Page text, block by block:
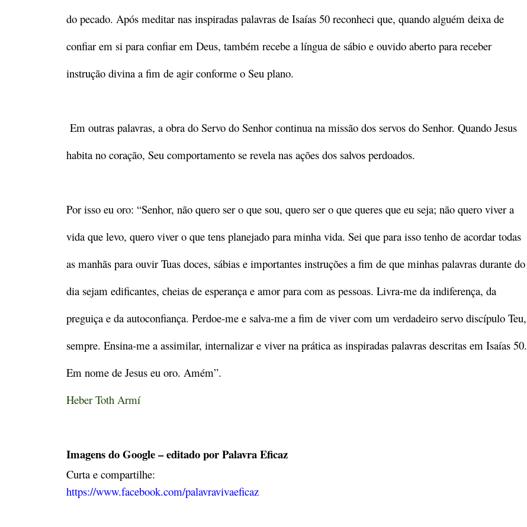
do pecado. Após meditar nas inspiradas palavras de Isaías 50 reconheci que, quando alguém deixa de
confiar em si para confiar em Deus, também recebe a língua de sábio e ouvido aberto para receber
instrução divina a fim de agir conforme o Seu plano.
Em outras palavras, a obra do Servo do Senhor continua na missão dos servos do Senhor. Quando Jesus
habita no coração, Seu comportamento se revela nas ações dos salvos perdoados.
Por isso eu oro: “Senhor, não quero ser o que sou, quero ser o que queres que eu seja; não quero viver a
vida que levo, quero viver o que tens planejado para minha vida. Sei que para isso tenho de acordar todas
as manhãs para ouvir Tuas doces, sábias e importantes instruções a fim de que minhas palavras durante do
dia sejam edificantes, cheias de esperança e amor para com as pessoas. Livra-me da indiferença, da
preguiça e da autoconfiança. Perdoe-me e salva-me a fim de viver com um verdadeiro servo discípulo Teu,
sempre. Ensina-me a assimilar, internalizar e viver na prática as inspiradas palavras descritas em Isaías 50.
Em nome de Jesus eu oro. Amém”.
Heber Toth Armí
Imagens do Google – editado por Palavra Eficaz
Curta e compartilhe:
https://www.facebook.com/palavravivaeficaz